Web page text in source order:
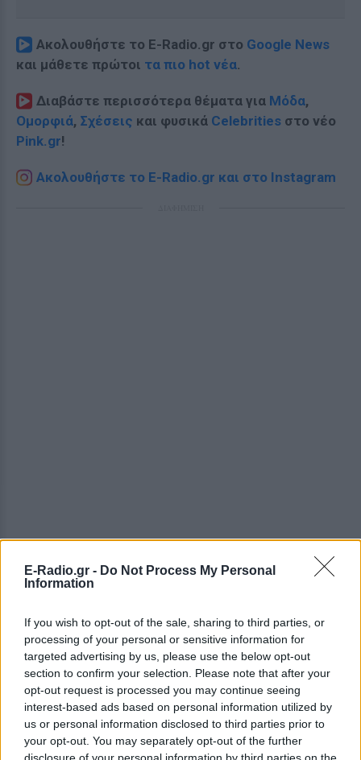
E-Radio.gr - Do Not Process My Personal
Information
If you wish to opt-out of the sale, sharing to third parties, or
processing of your personal or sensitive information for
targeted advertising by us, please use the below opt-out
section to confirm your selection. Please note that after your
opt-out request is processed you may continue seeing
interest-based ads based on personal information utilized by
us or personal information disclosed to third parties prior to
your opt-out. You may separately opt-out of the further
disclosure of your personal information by third parties on the
Ακολουθήστε το E-Radio.gr στο Google News
και μάθετε πρώτοι τα πιο hot νέα.
Διαβάστε περισσότερα θέματα για Μόδα,
Ομορφιά, Σχέσεις και φυσικά Celebrities στο νέο
Pink.gr!
Ακολουθήστε το E-Radio.gr και στο Instagram
ΣΤΗΝ ΙΔΙΑ ΚΑΤΗΓΟΡΙΑ
Ιωάννα Τούνη: «Έβγαλα όλο το
βράδυ στο νοσοκομείο με ορούς
και αντιβιώσεις»
ΠΡΙΝ 10 ΏΡΕΣ
Η επιχειρηματίας έπαθε τροφική